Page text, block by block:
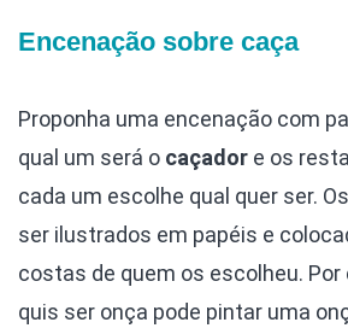
Encenação sobre caça
Proponha uma encenação com
qual um será o caçador e os
cada um escolhe qual quer ser.
ser ilustrados em papéis e
costas de quem os escolheu. Por
quis ser onça pode pintar uma